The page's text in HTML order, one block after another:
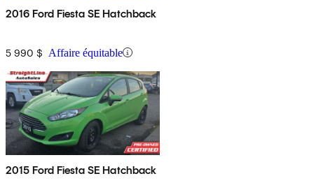
2016 Ford Fiesta SE Hatchback
5 990 $ Affaire équitable
2015 Ford Fiesta SE Hatchback